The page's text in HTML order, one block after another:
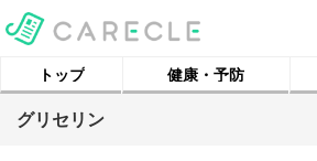
トップ 健康・予防
グリセリン